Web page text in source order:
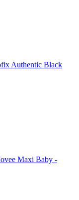
Authentic Black
Maxi Baby -